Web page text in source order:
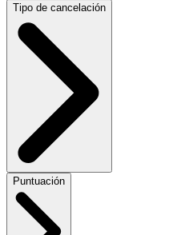
Tipo de cancelación
Puntuación